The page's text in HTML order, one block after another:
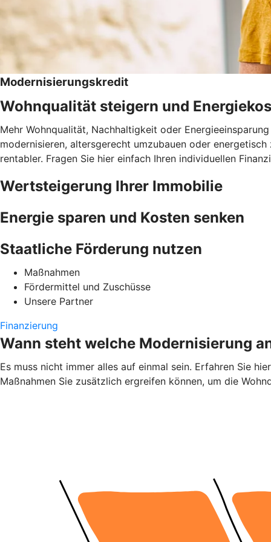
Modernisierungskredit
Wohnqualität steigern und
Mehr Wohnqualität, Nachhaltigkeit oder
modernisieren, altersgerecht umzubauen oder
rentabler. Fragen Sie hier einfach Ihren individuellen
Wertsteigerung Ihrer Immobilie
Energie sparen und Kosten senken
Staatliche Förderung nutzen
Maßnahmen
Fördermittel und Zuschüsse
Unsere Partner
Finanzierung
Wann steht welche Modernisierung
Es muss nicht immer alles auf einmal sein. Erfahren Sie
Maßnahmen Sie zusätzlich ergreifen können, um die